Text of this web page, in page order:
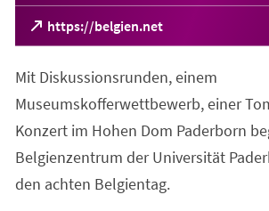
https://belgien.net
(Öffnet
in
neuen
Mit Diskussionsrunden, einem
Museumskofferwettbewerb, einer
Konzert im Hohen Dom Paderborn
Belgienzentrum der Universität
den achten Belgientag.